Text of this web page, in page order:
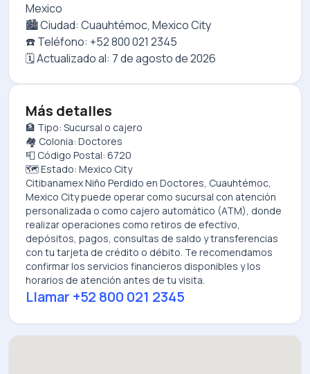
Mexico
🏙️ Ciudad: Cuauhtémoc, Mexico City
☎️ Teléfono: +52 800 021 2345
🗓️ Actualizado al: 7 de agosto de 2026
Más detalles
🏦 Tipo: Sucursal o cajero
🏘️ Colonia: Doctores
📮 Código Postal: 6720
🗺️ Estado: Mexico City
Citibanamex Niño Perdido en Doctores, Cuauhtémoc,
Mexico Citypuede operar como sucursal con atención
personalizada o como cajero automático (ATM), donde
realizar operaciones como retiros de efectivo,
depósitos, pagos, consultas de saldo y transferencias
con tu tarjeta de crédito o débito. Te recomendamos
confirmar los servicios financieros disponibles y los
horarios de atención antes de tu visita.
Llamar +52 800 021 2345